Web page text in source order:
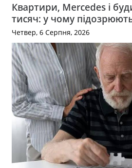
Квартири, Mercedes і
тисяч: у чому
Четвер, 6 Серпня, 2026